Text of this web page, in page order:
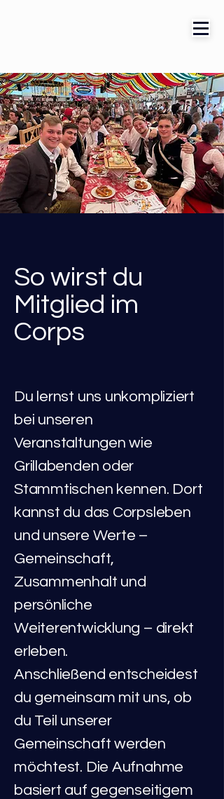
So wirst du
Mitglied im
Corps
Du lernst uns unkompliziert
bei unseren
Veranstaltungen wie
Grillabenden oder
Stammtischen kennen. Dort
kannst du das Corpsleben
und unsere Werte –
Gemeinschaft,
Zusammenhalt und
persönliche
Weiterentwicklung – direkt
erleben.
Anschließend entscheidest
du gemeinsam mit uns, ob
du Teil unserer
Gemeinschaft werden
möchtest. Die Aufnahme
basiert auf gegenseitigem